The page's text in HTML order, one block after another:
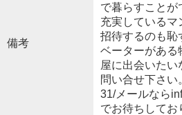
備考
で暮らすことが
充実しているマ
招待するのも恥
ベーターがある
屋に出会いた
問い合せ下さ
31/メールなら
でお待ちしてお